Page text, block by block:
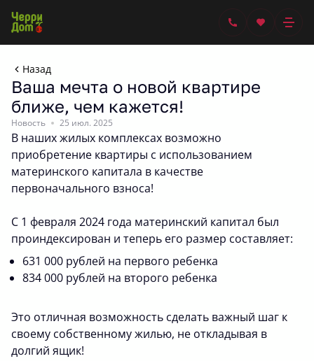
Назад
Ваша мечта о новой квартире
ближе, чем кажется!
Новость 25 июл. 2025
В наших жилых комплексах возможно
приобретение квартиры с использованием
материнского капитала в качестве
первоначального взноса!
С 1 февраля 2024 года материнский капитал был
проиндексирован и теперь его размер составляет:
631 000 рублей на первого ребенка
834 000 рублей на второго ребенка
Это отличная возможность сделать важный шаг к
своему собственному жилью, не откладывая в
долгий ящик!